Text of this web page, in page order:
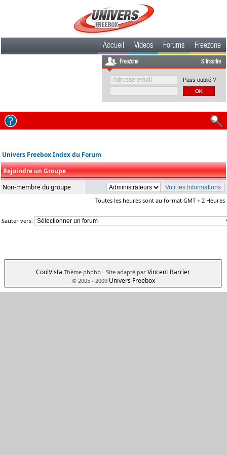
Accueil Videos Forums Freezone
Freezone S'inscrire
Pass oublié ?
Univers Freebox Index du Forum
Rejoindre un Groupe
Non-membre du groupe
Toutes les heures sont au format GMT + 2 Heures
Sauter vers:
CoolVista Thème phpbb - Site adapté par Vincent Barrier
© 2005 - 2009 Univers Freebox